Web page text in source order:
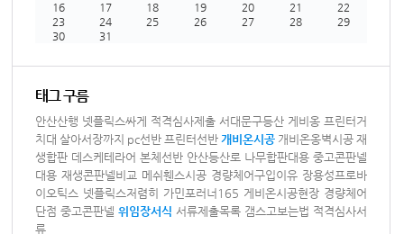
16
17 18 19 20 21
22
23
24 25 26 27 28
29
30
31
태그 구름
안산산행 넷플릭스싸게 적격심사제출 서대문구등산 게비옹 프린터거
치대 살아서장까지 pc선반 프린터선반 개비온시공 개비온옹벽시공 재
생합판 데스케테라어 본체선반 안산등산로 나무합판대용 중고콘판넬
대용 재생콘판넬비교 메쉬휀스시공 경량체어구입이유 장용성프로바
이오틱스 넷플릭스저렴히 가민포러너165 게비온시공현장 경량체어
단점 중고콘판넬 위임장서식 서류제출목록 갬스고보는법 적격심사서
류